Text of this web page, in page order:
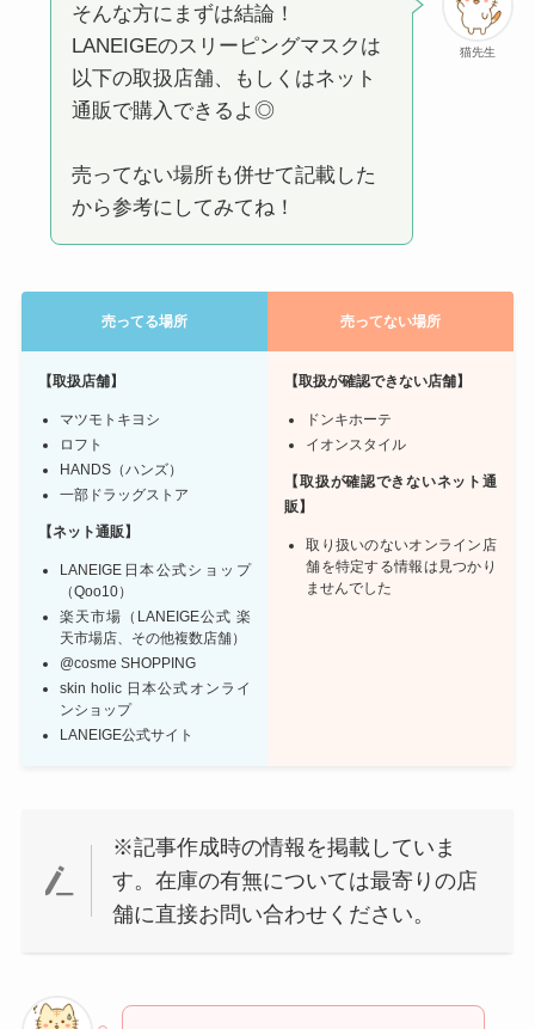
猫先生
そんな方にまずは結論！
LANEIGEのスリーピングマスクは
以下の取扱店舗、もしくはネット
通販で購入できるよ◎
売ってない場所も併せて記載した
から参考にしてみてね！
売ってる場所 売ってない場所
【取扱店舗】
マツモトキヨシ
ロフト
HANDS（ハンズ）
一部ドラッグストア
【ネット通販】
LANEIGE日本公式ショップ
（Qoo10）
楽天市場（LANEIGE公式 楽
天市場店、その他複数店舗）
@cosme SHOPPING
skin holic 日本公式オンライ
ンショップ
LANEIGE公式サイト
【取扱が確認できない店舗】
ドンキホーテ
イオンスタイル
【取扱が確認できないネット通
販】
取り扱いのないオンライン店
舗を特定する情報は見つかり
ませんでした
※記事作成時の情報を掲載していま
す。在庫の有無については最寄りの店
舗に直接お問い合わせください。